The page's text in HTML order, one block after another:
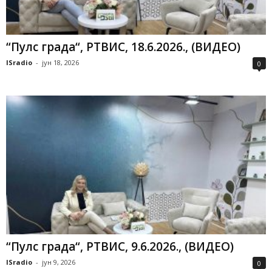
“Пулс града“, РТВИС, 18.6.2026., (ВИДЕО)
ISradio - јун 18, 2026 0
“Пулс града“, РТВИС, 9.6.2026., (ВИДЕО)
ISradio - јун 9, 2026 0